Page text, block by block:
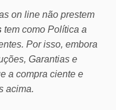
on line não prestem
tem como Política a
Por isso, embora
Garantias e
a compra ciente e
acima.